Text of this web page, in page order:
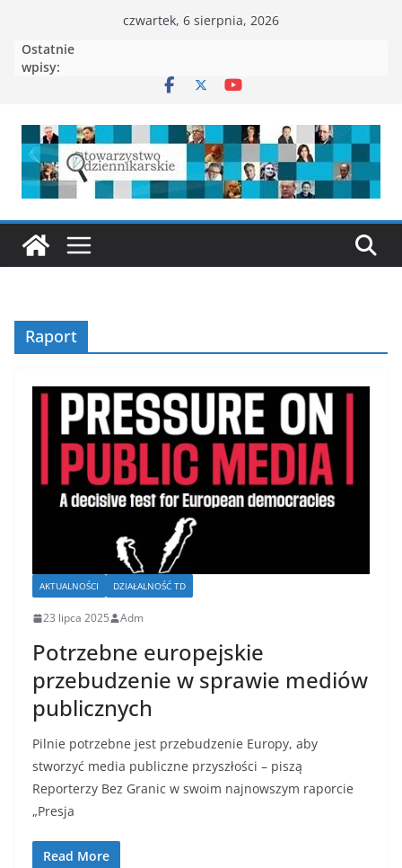
treści
czwartek, 6 sierpnia, 2026
Ostatnie
wpisy:
Raport
AKTUALNOŚCI DZIAŁALNOŚĆ TD
23 lipca 2025 Adm
Potrzebne europejskie
przebudzenie w sprawie mediów
publicznych
Pilnie potrzebne jest przebudzenie Europy, aby
stworzyć media publiczne przyszłości – piszą
Reporterzy Bez Granic w swoim najnowszym raporcie
„Presja
Read More